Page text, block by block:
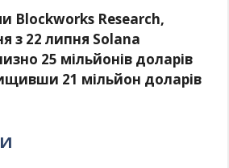
Blockworks Research,
з 22 липня Solana
25 мільйонів доларів
21 мільйон доларів